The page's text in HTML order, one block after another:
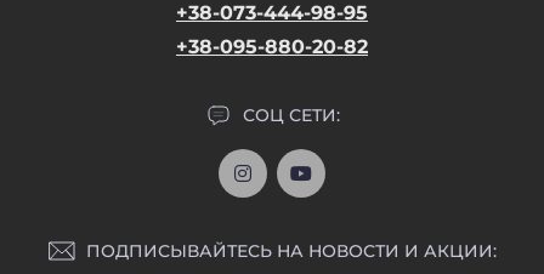
+38-073-444-98-95
+38-095-880-20-82
СОЦ СЕТИ:
ПОДПИСЫВАЙТЕСЬ НА НОВОСТИ И АКЦИИ: